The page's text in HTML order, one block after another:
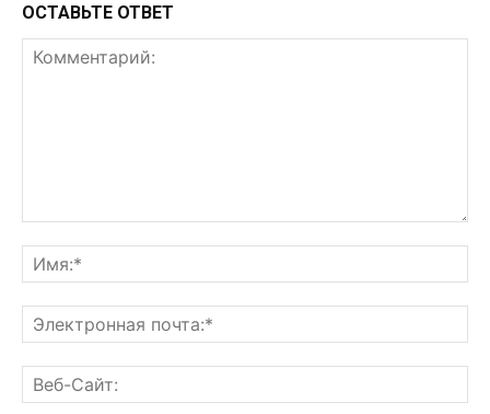
ОСТАВЬТЕ ОТВЕТ